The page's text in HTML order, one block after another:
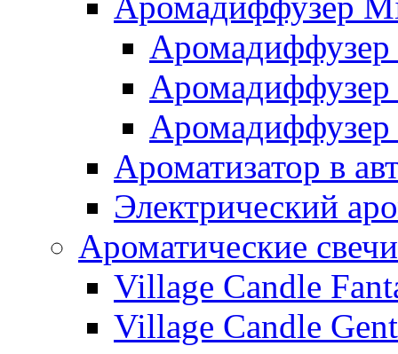
Ароматизатор в
Электрический
Ароматические
Village Candle
Village Candle